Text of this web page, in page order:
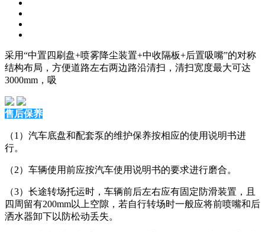
采用“中置四刷盘+喷雾降尘装置+中收隔板+后置吸嘴”的对称
结构布局，方便道路左右两边路沿清扫，清扫宽度最大可达
3000mm，吸
售后保养
（1）汽车底盘和配套泵的维护保养按相应的使用说明书进
行。
（2）车辆使用前应按汽车使用说明书的要求进行磨合。
（3）长途转场托运时，车辆前后左右应有固定防滑装置，且
四周留有200mm以上空隙，若自行转场时一般应将前喷嘴和后
洒水器卸下以防松动丢失。